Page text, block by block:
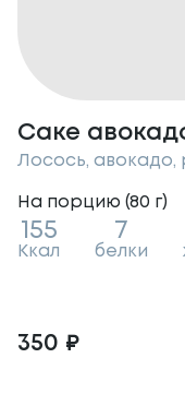
Саке
Лосось, авокадо,
На порцию (80 г)
155
Ккал
7
белки
350 ₽